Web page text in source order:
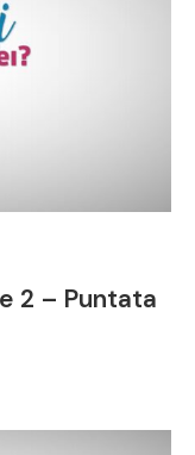
2 – Puntata